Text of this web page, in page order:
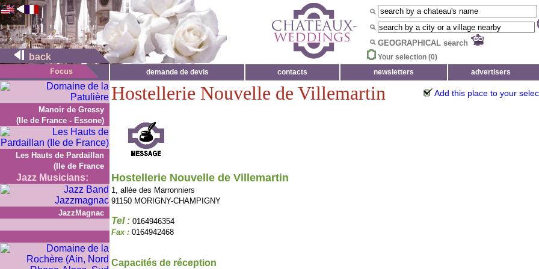
back
GEOGRAPHICAL search
Your selection (0)
demande de devis
contacts newsletters advertisers
Manoir de Gressy
(Ile de France - Essone)
Les Hauts de Pardaillan
(Ile de France
Jazz Musicians:
JazzMagnac
Hostellerie Nouvelle de Villemartin Add this place to your
Hostellerie Nouvelle de Villemartin
1, allée des Marronniers
91150 MORIGNY-CHAMPIGNY
Tel : 0164946354
Fax : 0164942468
Capacités de réception